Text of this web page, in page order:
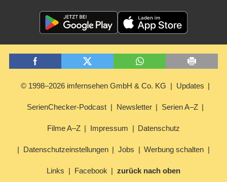
© 1998–2026 imfernsehen GmbH & Co. KG Updates
SerienChecker-Podcast Newsletter Serien A–Z
Filme A–Z Impressum Datenschutz
Datenschutzeinstellungen Jobs Werbung schalten
Links Facebook zurück nach oben